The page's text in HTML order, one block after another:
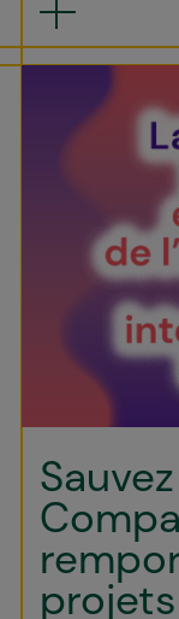
projets